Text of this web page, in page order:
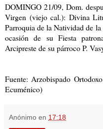
DOMINGO 21/09, Dom.
Virgen (viejo cal.): Divina
Parroquia de la Natividad de
ocasión de su Fiesta
Arcipreste de su párroco P.
Fuente: Arzobispado
Ecuménico)
Anónimo en 17:18